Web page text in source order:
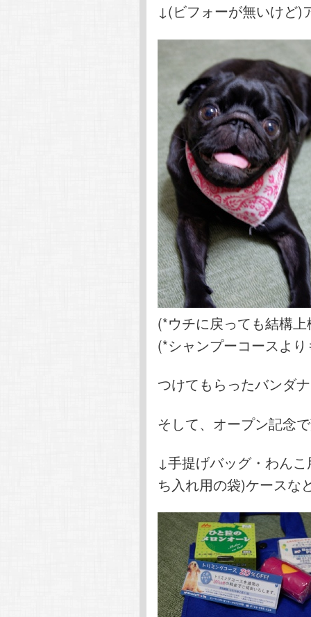
↓(ビフォーが無いけど)
(*ウチに戻っても結構
(*シャンプーコースよ
つけてもらったバンダ
そして、オープン記念
↓手提げバッグ・わん
ち入れ用の袋)ケースな